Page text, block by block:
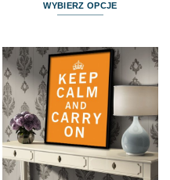
WYBIERZ OPCJE
ma
wiele
wariantów.
Opcje
można
wybrać
na
stronie